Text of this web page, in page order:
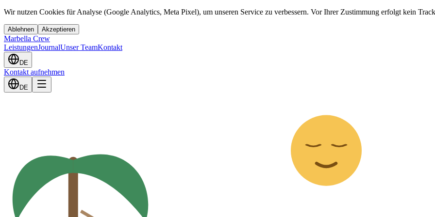
Wir nutzen Cookies für Analyse (Google Analytics, Meta Pixel), um unseren Service zu verbessern. Vor Ihrer Zustimmung erfolgt kein
Ablehnen Akzeptieren
Marbella Crew
LeistungenJournalUnser TeamKontakt
DE
Kontakt aufnehmen
DE